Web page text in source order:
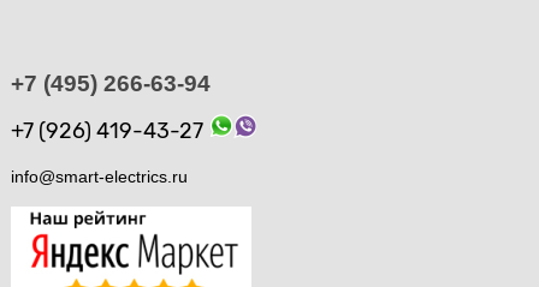
+7 (495) 266-63-94
+7 (926) 419-43-27
info@smart-electrics.ru